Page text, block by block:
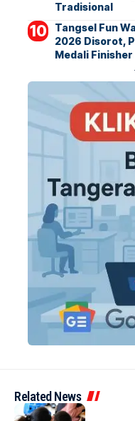
Tradisional
Tangsel Fun
2026 Disorot,
Medali
Related News
BERITAINDEX